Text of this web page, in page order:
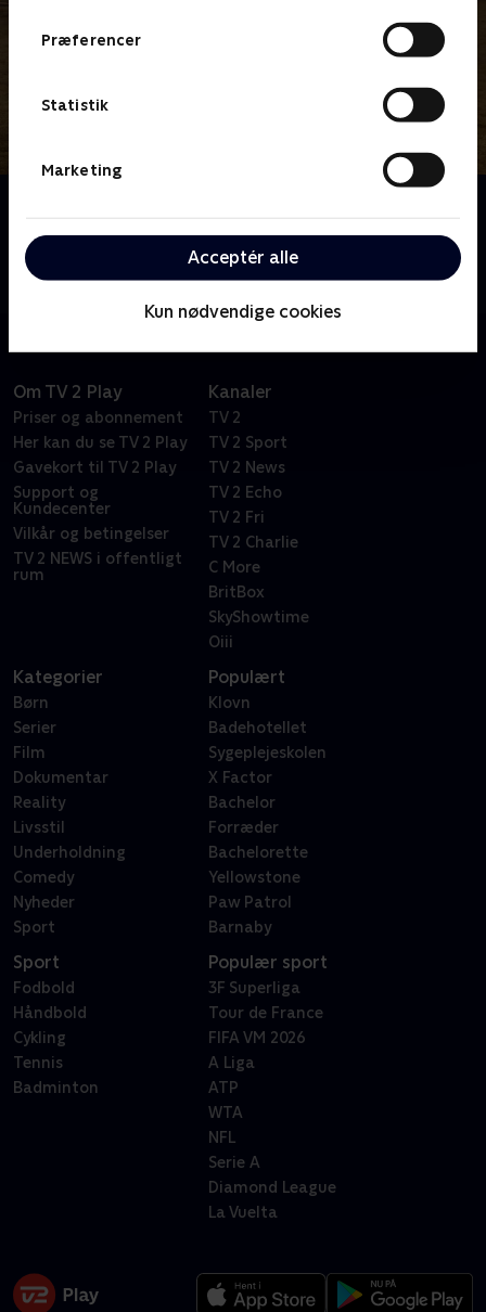
Præferencer
Statistik
Marketing
Acceptér alle
Kun nødvendige cookies
I den fjerntliggende norske by Utmark sætter en
kæde af hævngerninger gang i begivenheder, der
påvirker et helt samfunds forskruede og tragiske liv.
Om TV 2 Play
Priser og abonnement
Her kan du se TV 2 Play
Gavekort til TV 2 Play
Support og
Kundecenter
Vilkår og betingelser
TV 2 NEWS i offentligt
rum
Kanaler
TV 2
TV 2 Sport
TV 2 News
TV 2 Echo
TV 2 Fri
TV 2 Charlie
C More
BritBox
SkyShowtime
Oiii
Kategorier
Børn
Serier
Film
Dokumentar
Reality
Livsstil
Underholdning
Comedy
Nyheder
Sport
Populært
Klovn
Badehotellet
Sygeplejeskolen
X Factor
Bachelor
Forræder
Bachelorette
Yellowstone
Paw Patrol
Barnaby
Sport
Fodbold
Håndbold
Cykling
Tennis
Badminton
Populær sport
3F Superliga
Tour de France
FIFA VM 2026
A Liga
ATP
WTA
NFL
Serie A
Diamond League
La Vuelta